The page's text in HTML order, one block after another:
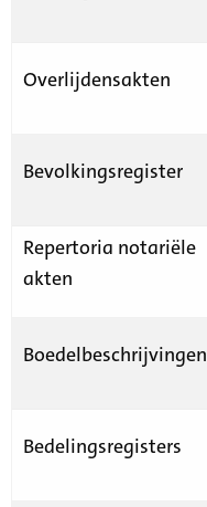
Overlijdensakten
Bevolkingsregister
Repertoria notariële
akten
Boedelbeschrijvingen
Bedelingsregisters